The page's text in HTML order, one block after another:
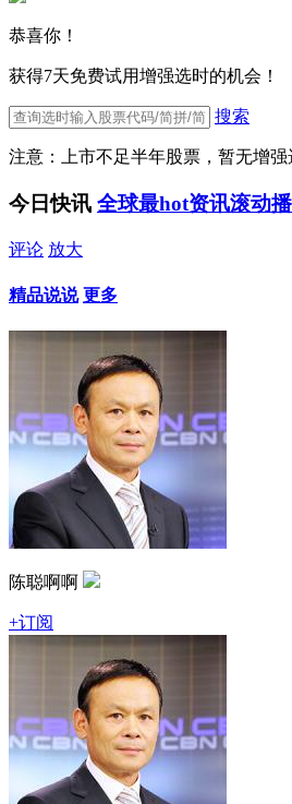
恭喜你！
获得7天免费试用增强选时的机会！
搜索
注意：上市不足半年股票，暂无增强
今日快讯 全球最hot资讯滚动
评论 放大
精品说说 更多
陈聪啊啊
+订阅